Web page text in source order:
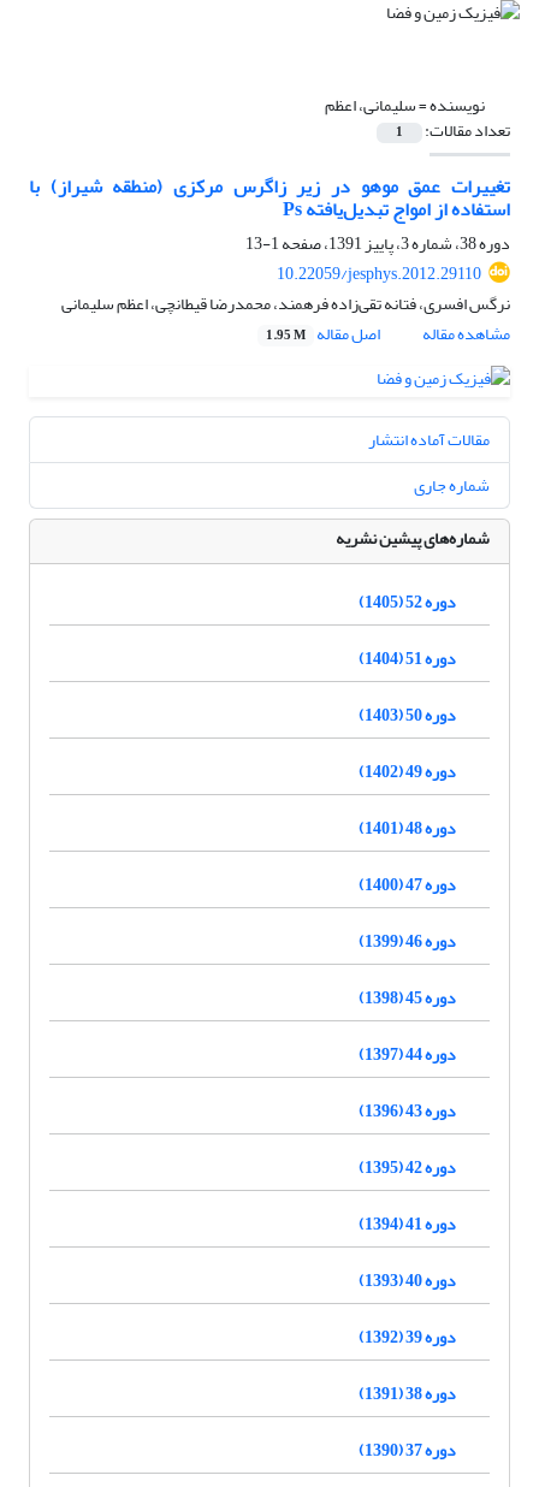
نویسنده =سلیمانی، اعظم
تعداد مقالات: 1
تغییرات عمق موهو در زیر زاگرس مرکزی (منطقه شیراز) با
استفاده از امواج تبدیل‌یافته Ps
دوره 38، شماره 3، پاییز 1391، صفحه
1-13
10.22059/jesphys.2012.29110
نرگس افسری، فتانه تقی‌زاده فرهمند، محمدرضا قیطانچی، اعظم سلیمانی
مشاهده مقاله
اصل مقاله 1.95 M
مقالات آماده انتشار
شماره جاری
شماره‌های پیشین نشریه
دوره 52 (1405)
دوره 51 (1404)
دوره 50 (1403)
دوره 49 (1402)
دوره 48 (1401)
دوره 47 (1400)
دوره 46 (1399)
دوره 45 (1398)
دوره 44 (1397)
دوره 43 (1396)
دوره 42 (1395)
دوره 41 (1394)
دوره 40 (1393)
دوره 39 (1392)
دوره 38 (1391)
دوره 37 (1390)